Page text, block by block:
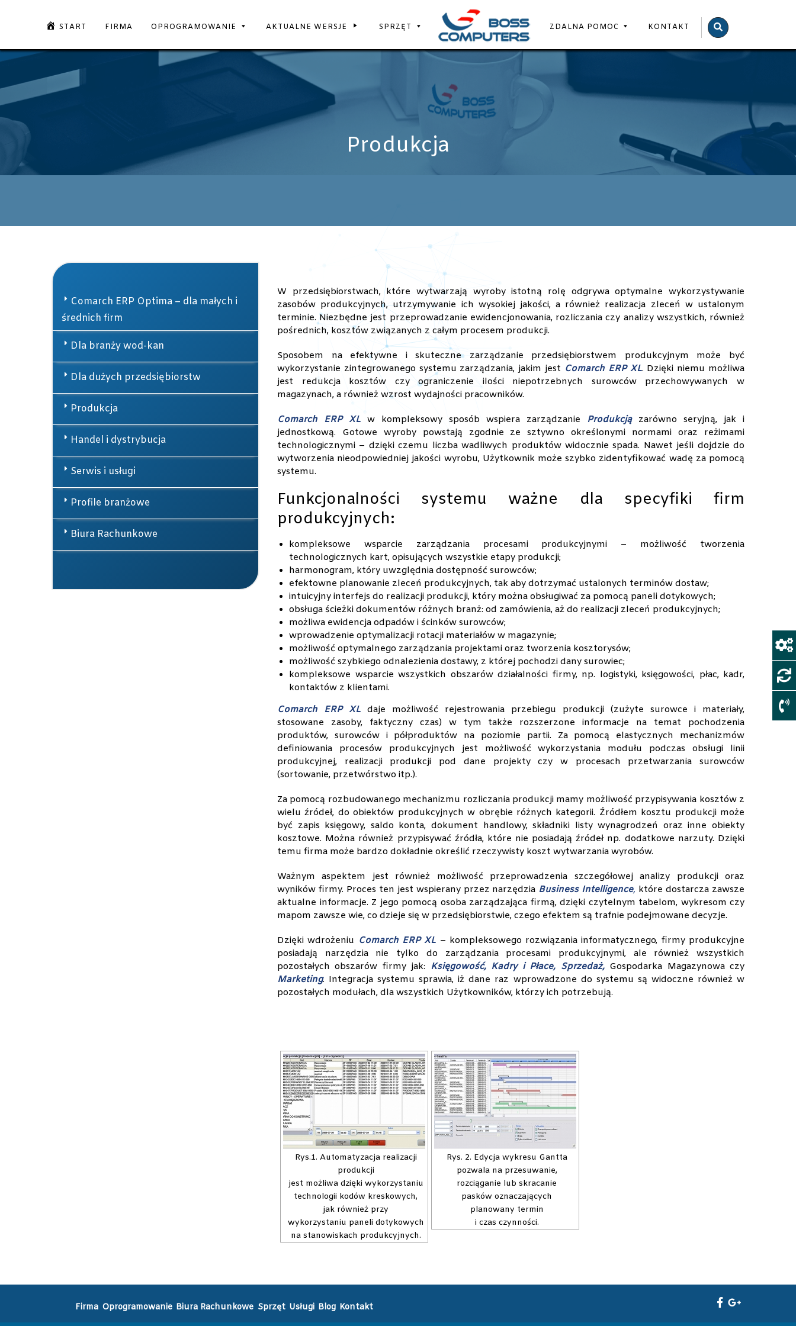
START FIRMA OPROGRAMOWANIE AKTUALNE WERSJE SPRZĘT
COMPUTERS
ZDALNA POMOC KONTAKT
Produkcja
Comarch ERP Optima – dla małych i
średnich firm
Dla branży wod-kan
Dla dużych przedsiębiorstw
Produkcja
Handel i dystrybucja
Serwis i usługi
Profile branżowe
Biura Rachunkowe
W przedsiębiorstwach, które wytwarzają wyroby istotną rolę odgrywa optymalne wykorzystywanie
zasobów produkcyjnych, utrzymywanie ich wysokiej jakości, a również realizacja zleceń w ustalonym
terminie. Niezbędne jest przeprowadzanie ewidencjonowania, rozliczania czy analizy wszystkich, również
pośrednich, kosztów związanych z całym procesem produkcji.
Sposobem na efektywne i skuteczne zarządzanie przedsiębiorstwem produkcyjnym może być
wykorzystanie zintegrowanego systemu zarządzania, jakim jest Comarch ERP XL. Dzięki niemu możliwa
jest redukcja kosztów czy ograniczenie ilości niepotrzebnych surowców przechowywanych w
magazynach, a również wzrost wydajności pracowników.
Comarch ERP XL w kompleksowy sposób wspiera zarządzanie Produkcjązarówno seryjną, jak i
jednostkową. Gotowe wyroby powstają zgodnie ze sztywno określonymi normami oraz reżimami
technologicznymi – dzięki czemu liczba wadliwych produktów widocznie spada. Nawet jeśli dojdzie do
wytworzenia nieodpowiedniej jakości wyrobu, Użytkownik może szybko zidentyfikować wadę za pomocą
systemu.
Funkcjonalności systemu ważne dla specyfiki firm
produkcyjnych:
kompleksowe wsparcie zarządzania procesami produkcyjnymi – możliwość tworzenia
technologicznych kart, opisujących wszystkie etapy produkcji;
harmonogram, który uwzględnia dostępność surowców;
efektowne planowanie zleceń produkcyjnych, tak aby dotrzymać ustalonych terminów dostaw;
intuicyjny interfejs do realizacji produkcji, który można obsługiwać za pomocą paneli dotykowych;
obsługa ścieżki dokumentów różnych branż: od zamówienia, aż do realizacji zleceń produkcyjnych;
możliwa ewidencja odpadów i ścinków surowców;
wprowadzenie optymalizacji rotacji materiałów w magazynie;
możliwość optymalnego zarządzania projektami oraz tworzenia kosztorysów;
możliwość szybkiego odnalezienia dostawy, z której pochodzi dany surowiec;
kompleksowe wsparcie wszystkich obszarów działalności firmy, np. logistyki, księgowości, płac, kadr,
kontaktów z klientami.
Comarch ERP XL daje możliwość rejestrowania przebiegu produkcji (zużyte surowce i materiały,
stosowane zasoby, faktyczny czas) w tym także rozszerzone informacje na temat pochodzenia
produktów, surowców i półproduktów na poziomie partii. Za pomocą elastycznych mechanizmów
definiowania procesów produkcyjnych jest możliwość wykorzystania modułu podczas obsługi linii
produkcyjnej, realizacji produkcji pod dane projekty czy w procesach przetwarzania surowców
(sortowanie, przetwórstwo itp.).
Za pomocą rozbudowanego mechanizmu rozliczania produkcji mamy możliwość przypisywania kosztów z
wielu źródeł, do obiektów produkcyjnych w obrębie różnych kategorii. Źródłem kosztu produkcji może
być zapis księgowy, saldo konta, dokument handlowy, składniki listy wynagrodzeń oraz inne obiekty
kosztowe. Można również przypisywać źródła, które nie posiadają źródeł np. dodatkowe narzuty. Dzięki
temu firma może bardzo dokładnie określić rzeczywisty koszt wytwarzania wyrobów.
Ważnym aspektem jest również możliwość przeprowadzenia szczegółowej analizy produkcji oraz
wyników firmy. Proces ten jest wspierany przez narzędzia Business Intelligence, które dostarcza zawsze
aktualne informacje. Z jego pomocą osoba zarządzająca firmą, dzięki czytelnym tabelom, wykresom czy
mapom zawsze wie, co dzieje się w przedsiębiorstwie, czego efektem są trafnie podejmowane decyzje.
Dzięki wdrożeniu Comarch ERP XL – kompleksowego rozwiązania informatycznego, firmy produkcyjne
posiadają narzędzia nie tylko do zarządzania procesami produkcyjnymi, ale również wszystkich
pozostałych obszarów firmy jak: Księgowość,Kadry i Płace, Sprzedaż,Gospodarka Magazynowa czy
Marketing. Integracja systemu sprawia, iż dane raz wprowadzone do systemu są widoczne również w
pozostałych modułach, dla wszystkich Użytkowników, którzy ich potrzebują.
Rys.1. Automatyzacja realizacji
produkcji
jest możliwa dzięki wykorzystaniu
technologii kodów kreskowych,
jak również przy
wykorzystaniu paneli dotykowych
na stanowiskach produkcyjnych.
Rys. 2. Edycja wykresu Gantta
pozwala na przesuwanie,
rozciąganie lub skracanie
pasków oznaczających
planowany termin
i czas czynności.
Firma Oprogramowanie Biura Rachunkowe Sprzęt Usługi Blog Kontakt